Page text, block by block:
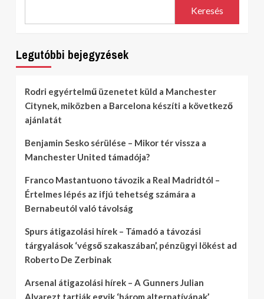
Keresés
Legutóbbi bejegyzések
Rodri egyértelmű üzenetet küld a Manchester
Citynek, miközben a Barcelona készíti a következő
ajánlatát
Benjamin Sesko sérülése – Mikor tér vissza a
Manchester United támadója?
Franco Mastantuono távozik a Real Madridtól –
Értelmes lépés az ifjú tehetség számára a
Bernabeutól való távolság
Spurs átigazolási hírek – Támadó a távozási
tárgyalások ‘végső szakaszában’, pénzügyi lökést ad
Roberto De Zerbinak
Arsenal átigazolási hírek – A Gunners Julian
Alvarezt tartják egyik ‘három alternatívának’